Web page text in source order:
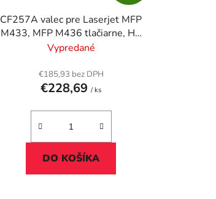
CF257A valec pre Laserjet MFP
M433, MFP M436 tlačiarne, HP
57A čierny, 80k
Vypredané
€185,93 bez DPH
€228,69/ ks
DO KOŠÍKA